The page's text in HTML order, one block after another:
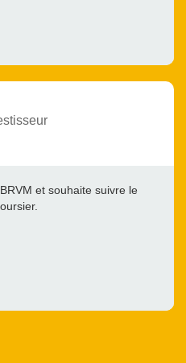
et souhaite suivre le